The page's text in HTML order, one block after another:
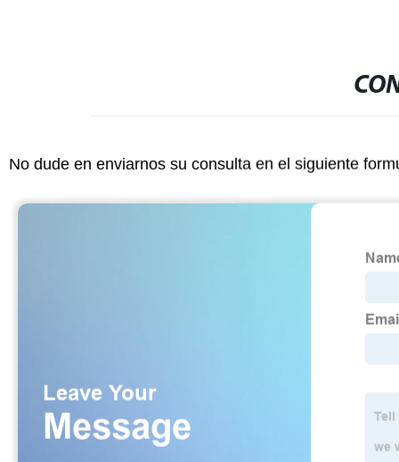
No dude en enviarnos su consulta en el siguiente